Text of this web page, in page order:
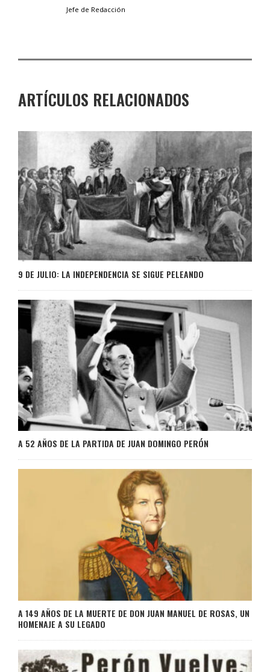
Jefe de Redacción
ARTÍCULOS RELACIONADOS
9 DE JULIO: LA INDEPENDENCIA SE SIGUE PELEANDO
A 52 AÑOS DE LA PARTIDA DE JUAN DOMINGO PERÓN
A 149 AÑOS DE LA MUERTE DE DON JUAN MANUEL DE ROSAS, UN
HOMENAJE A SU LEGADO